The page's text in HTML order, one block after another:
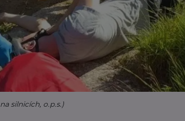
silnicích, o.p.s.)